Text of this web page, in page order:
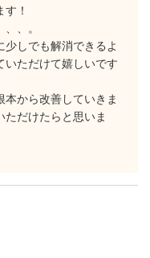
！
、。
しでも解消できるよ
いただけて嬉しいです
から改善していきま
だけたらと思いま